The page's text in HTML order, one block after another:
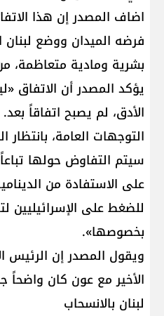
اضاف المصدر إن هذا
فرضه الميدان ووضع
بشرية ومادية متعاظمة،
يؤكد المصدر أن الاتفاق
الأدق، لم يصبح اتفاقاً
التوجهات العامة، بانتظار
سيتم التفاوض حولها
على الاستفادة من
للضغط على الإسرائيليين
بخصوصها».
ويقول المصدر إن الرئيس
الأخير مع عون كان
لبنان بالانسحاب